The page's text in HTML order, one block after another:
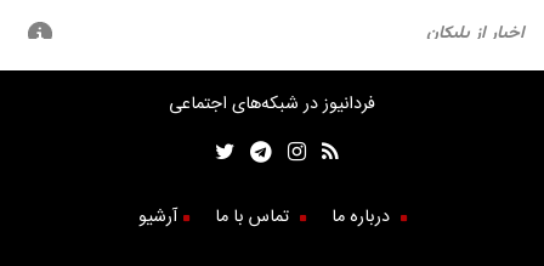
فردانیوز در شبکه‌های اجتماعی
درباره ما تماس با ما آرشیو